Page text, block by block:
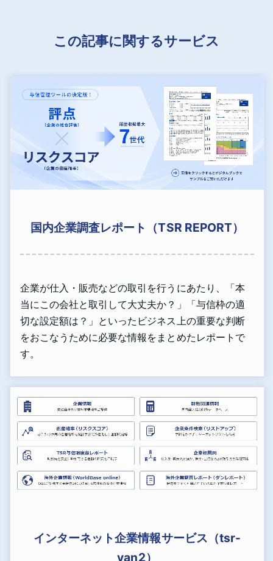
この記事に関するサービス
国内企業調査レポート（TSR REPORT）
企業が仕入・販売などの取引を行うにあたり、「本
当にこの会社と取引して大丈夫か？」「与信枠の適
切な設定額は？」といったビジネス上の重要な判断
をおこなうために必要な情報をまとめたレポートで
す。
インターネット企業情報サービス（tsr-
van2）